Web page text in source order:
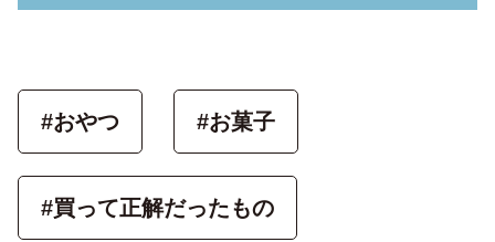
#おやつ #お菓子
#買って正解だったもの